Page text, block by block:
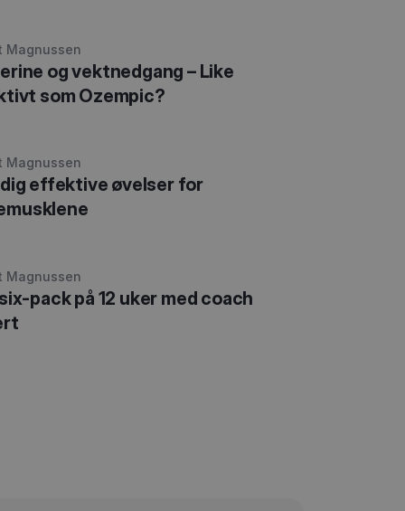
Magnussen
og vektnedgang – Like
som Ozempic?
Magnussen
effektive øvelser for
Magnussen
pack på 12 uker med coach